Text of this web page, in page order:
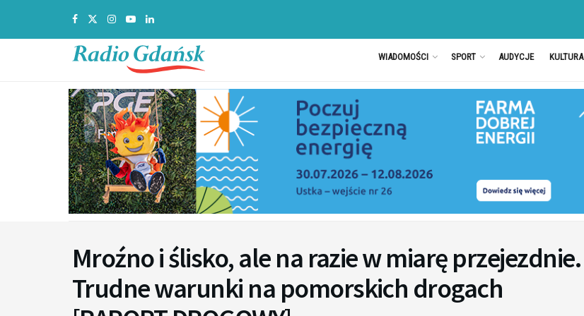
WIADOMOŚCI SPORT AUDYCJE KULTURA
Mroźno i ślisko, ale na razie w miarę przejezdnie.
Trudne warunki na pomorskich drogach